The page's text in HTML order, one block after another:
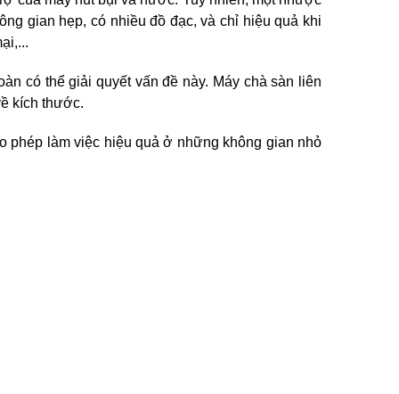
gian hẹp, có nhiều đồ đạc, và chỉ hiệu quả khi
có thể giải quyết vấn đề này. Máy chà sàn liên
kích thước.
phép làm việc hiệu quả ở những không gian nhỏ